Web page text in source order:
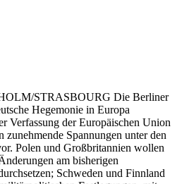
STRASBOURG Die Berliner
Hegemonie in Europa
Verfassung der Europäischen Union
zunehmende Spannungen unter den
Polen und Großbritannien wollen
am bisherigen
Schweden und Finnland